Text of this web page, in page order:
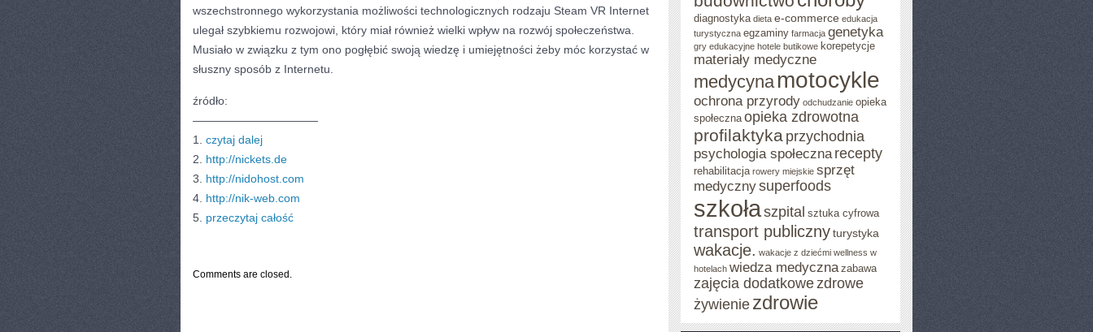
wszechstronnego wykorzystania możliwości technologicznych rodzaju Steam VR Internet
ulegał szybkiemu rozwojowi, który miał również wielki wpływ na rozwój społeczeństwa.
Musiało w związku z tym ono pogłębić swoją wiedzę i umiejętności żeby móc korzystać w
słuszny sposób z Internetu.
źródło:
———————————
1. czytaj dalej
2. http://nickets.de
3. http://nidohost.com
4. http://nik-web.com
5. przeczytaj całość
Comments are closed.
diagnostyka dieta e-commerce edukacja
turystyczna egzaminy farmacja genetyka
gry edukacyjne hotele butikowe korepetycje
materiały medyczne
medycyna motocykle
ochrona przyrody odchudzanie opieka
społeczna opieka zdrowotna
profilaktyka przychodnia
psychologia społeczna recepty
rehabilitacja rowery miejskie sprzęt
medycznysuperfoods
szkołaszpital sztuka cyfrowa
transport publicznyturystyka
wakacje. wakacje z dziećmi wellness w
hotelach wiedza medyczna zabawa
zajęcia dodatkowezdrowe
żywienie zdrowie